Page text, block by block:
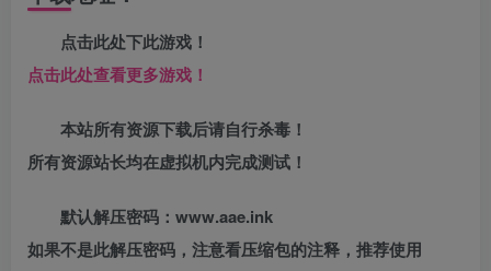
点击此处下此游戏！
点击此处查看更多游戏！
本站所有资源下载后请自行杀毒！
所有资源站长均在虚拟机内完成测试！
默认解压密码：www.aae.ink
如果不是此解压密码，注意看压缩包的注释，推荐使用